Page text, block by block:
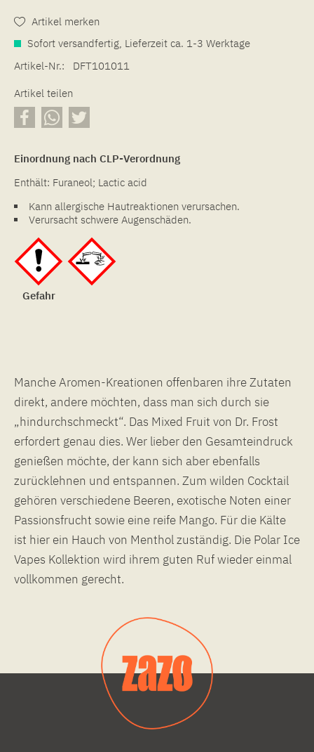
Artikel merken
Sofort versandfertig, Lieferzeit ca. 1-3 Werktage
Artikel-Nr.:
DFT101011
Artikel teilen
Einordnung nach CLP-Verordnung
Enthält: Furaneol; Lactic acid
Kann allergische Hautreaktionen verursachen.
Verursacht schwere Augenschäden.
Gefahr
Manche Aromen-Kreationen offenbaren ihre Zutaten
direkt, andere möchten, dass man sich durch sie
„hindurchschmeckt“. Das Mixed Fruit von Dr. Frost
erfordert genau dies. Wer lieber den Gesamteindruck
genießen möchte, der kann sich aber ebenfalls
zurücklehnen und entspannen. Zum wilden Cocktail
gehören verschiedene Beeren, exotische Noten einer
Passionsfrucht sowie eine reife Mango. Für die Kälte
ist hier ein Hauch von Menthol zuständig. Die Polar Ice
Vapes Kollektion wird ihrem guten Ruf wieder einmal
vollkommen gerecht.